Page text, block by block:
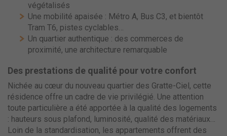
végétalisés
Une mobilité apaisée : Métro A, Bus C3, et bientôt
Tram T6, pistes cyclables…
Un quartier authentique : des commerces de
proximité, une architecture remarquable
Des prestations de qualité pour votre confort
Nichée au cœur du nouveau quartier des Gratte-Ciel, cette
résidence offre un cadre de vie privilégié. Une attention
toute particulière a été apportée à la qualité des logements
: hauteurs sous plafond, luminosité, qualité des matériaux…
Loin de la standardisation, les appartements offrent des